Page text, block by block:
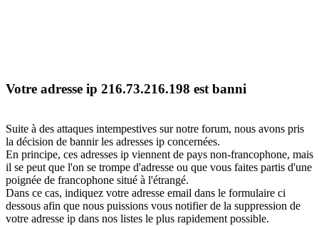
Votre adresse ip 216.73.216.198 est banni
Suite à des attaques intempestives sur notre forum, nous avons pris
la décision de bannir les adresses ip concernées.
En principe, ces adresses ip viennent de pays non-francophone, mais
il se peut que l'on se trompe d'adresse ou que vous faites partis d'une
poignée de francophone situé à l'étrangé.
Dans ce cas, indiquez votre adresse email dans le formulaire ci
dessous afin que nous puissions vous notifier de la suppression de
votre adresse ip dans nos listes le plus rapidement possible.